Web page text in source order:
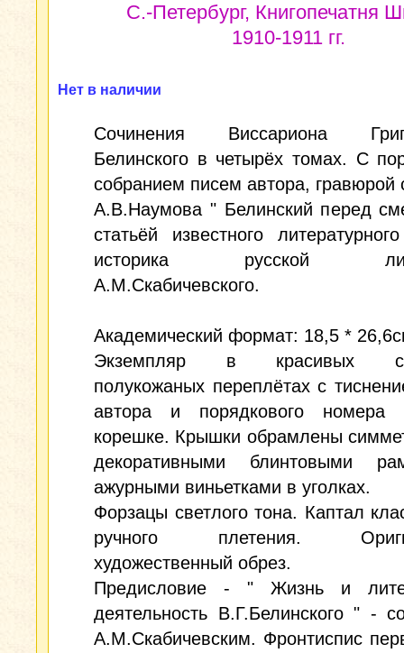
С.-Петербург, Книгопечатня
1910-1911 гг.
Нет в наличии
Сочинения Виссариона
Белинского в четырёх томах. С
собранием писем автора, гравюрой
А.В.Наумова " Белинский перед
статьёй известного
историка русской
А.М.Скабичевского.
Академический формат: 18,5 *
Экземпляр в красивых
полукожаных переплётах с
автора и порядкового
корешке. Крышки обрамлены
декоративными блинтовыми
ажурными виньетками в уголках.
Форзацы светлого тона. Каптал
ручного плетения.
художественный обрез.
Предисловие - " Жизнь и
деятельность В.Г.Белинского " -
А.М.Скабичевским. Фронтиспис